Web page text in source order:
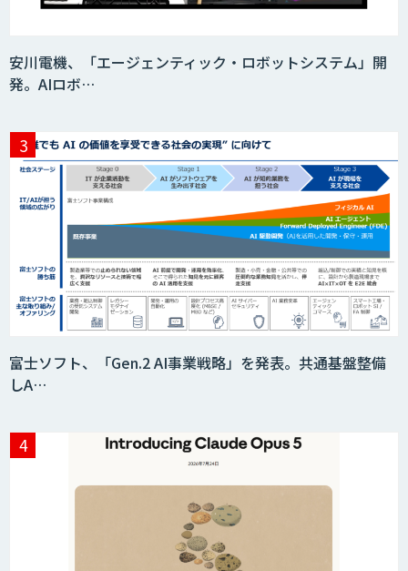
Acompany セキュアチャット
secondz Agentsense
Smart Search
安川電機、「エージェンティック・ロボットシステム」開
発。AIロボ…
富士ソフト、「Gen.2 AI事業戦略」を発表。共通基盤整備
しA…